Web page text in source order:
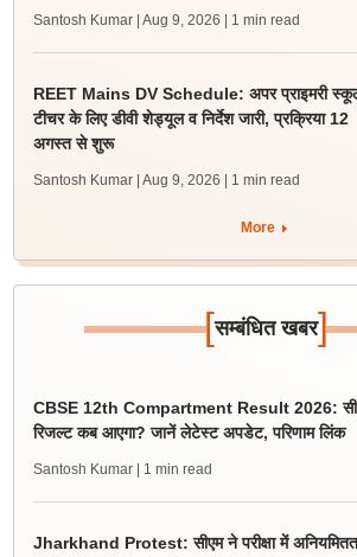
Santosh Kumar | Aug 9, 2026 | 1 min read
REET Mains DV Schedule: अपर प्राइमरी
टीचर के लिए डीवी शेड्यूल व निर्देश जारी, प्रक्रिया 12
अगस्त से शुरू
Santosh Kumar | Aug 9, 2026 | 1 min read
More
[सम्बंधित खबर]
CBSE 12th Compartment Result 2026:
रिजल्ट कब आएगा? जानें लेटेस्ट अपडेट, परिणाम लिंक
Santosh Kumar | 1 min read
Jharkhand Protest: सीएम ने परीक्षा में